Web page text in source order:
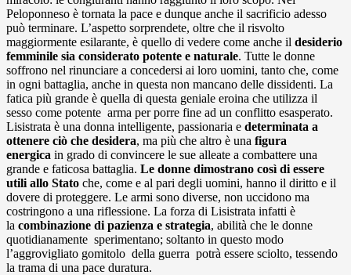
Peloponneso è tornata la pace e dunque anche il sacrificio adesso
può terminare. L’aspetto sorprendete, oltre che il risvolto
maggiormente esilarante, è quello di vedere come anche il desiderio
femminile sia considerato potente e naturale. Tutte le donne
soffrono nel rinunciare a concedersi ai loro uomini, tanto che, come
in ogni battaglia, anche in questa non mancano delle dissidenti. La
fatica più grande è quella di questa geniale eroina che utilizza il
sesso come potente arma per porre fine ad un conflitto esasperato.
Lisistrata è una donna intelligente, passionaria e determinata a
ottenere ciò che desidera, ma più che altro è una figura
energica in grado di convincere le sue alleate a combattere una
grande e faticosa battaglia. Le donne dimostrano così di essere
utili allo Stato che, come e al pari degli uomini, hanno il diritto e il
dovere di proteggere. Le armi sono diverse, non uccidono ma
costringono a una riflessione. La forza di Lisistrata infatti è
la combinazione di pazienza e strategia, abilità che le donne
quotidianamente sperimentano; soltanto in questo modo
l’aggrovigliato gomitolo della guerra potrà essere sciolto, tessendo
la trama di una pace duratura.